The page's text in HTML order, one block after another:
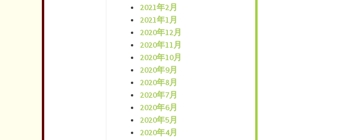
2021年2月
2021年1月
2020年12月
2020年11月
2020年10月
2020年9月
2020年8月
2020年7月
2020年6月
2020年5月
2020年4月